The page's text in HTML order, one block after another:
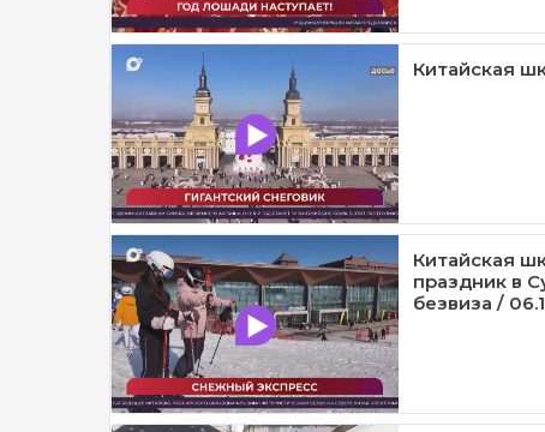
Китайская
Китайская
праздник в
безвиза /